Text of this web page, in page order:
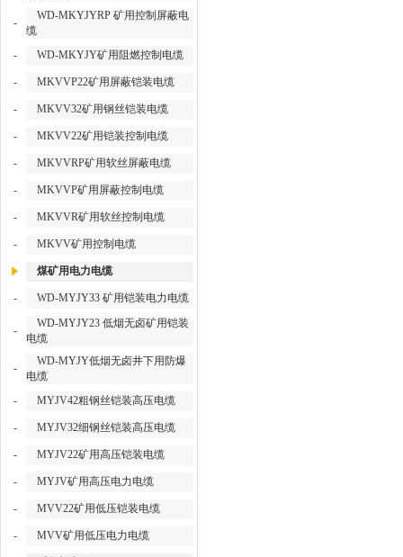
-
WD-MKYJYRP 矿用控制屏蔽电
缆
-
WD-MKYJY矿用阻燃控制电缆
- MKVVP22矿用屏蔽铠装电缆
- MKVV32矿用钢丝铠装电缆
- MKVV22矿用铠装控制电缆
- MKVVRP矿用软丝屏蔽电缆
- MKVVP矿用屏蔽控制电缆
- MKVVR矿用软丝控制电缆
- MKVV矿用控制电缆
煤矿用电力电缆
- WD-MYJY33 矿用铠装电力电缆
-
WD-MYJY23 低烟无卤矿用铠装
电缆
-
WD-MYJY低烟无卤井下用防爆
电缆
-
MYJV42粗钢丝铠装高压电缆
- MYJV32细钢丝铠装高压电缆
- MYJV22矿用高压铠装电缆
- MYJV矿用高压电力电缆
- MVV22矿用低压铠装电缆
- MVV矿用低压电力电缆